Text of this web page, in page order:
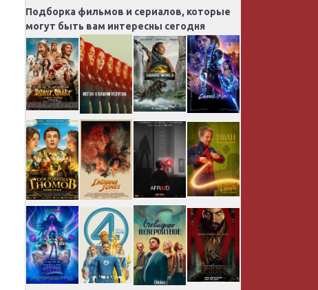
Подборка фильмов и сериалов, которые
могут быть вам интересны сегодня